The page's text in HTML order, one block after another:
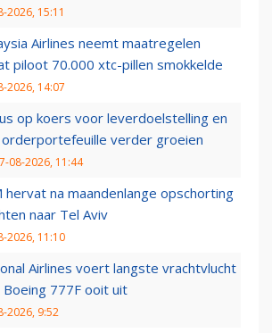
2026, 15:11
Airlines neemt maatregelen
piloot 70.000 xtc-pillen smokkelde
2026, 14:07
op koers voor leverdoelstelling en
verder groeien
08-2026, 11:44
hervat na maandenlange opschorting
naar Tel Aviv
2026, 11:10
Airlines voert langste vrachtvlucht
777F ooit uit
2026, 9:52